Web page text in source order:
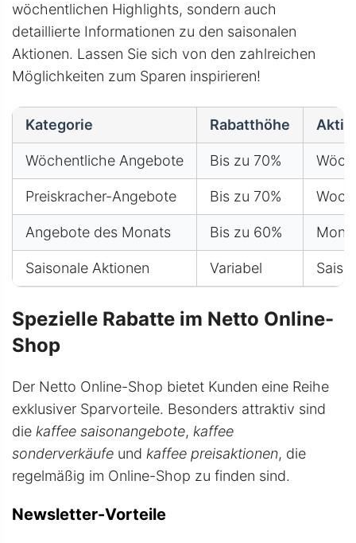
wöchentlichen Highlights, sondern auch
detaillierte Informationen zu den saisonalen
Aktionen. Lassen Sie sich von den zahlreichen
Möglichkeiten zum Sparen inspirieren!
Kategorie Rabatthöhe
Wöchentliche Angebote Bis zu 70%
Preiskracher-Angebote Bis zu 70%
Angebote des Monats Bis zu 60%
Saisonale Aktionen Variabel
Spezielle Rabatte im Netto Online-
Shop
Der Netto Online-Shop bietet Kunden eine Reihe
exklusiver Sparvorteile. Besonders attraktiv sind
die kaffee saisonangebote, kaffee
sonderverkäufe und kaffee preisaktionen, die
regelmäßig im Online-Shop zu finden sind.
Newsletter-Vorteile